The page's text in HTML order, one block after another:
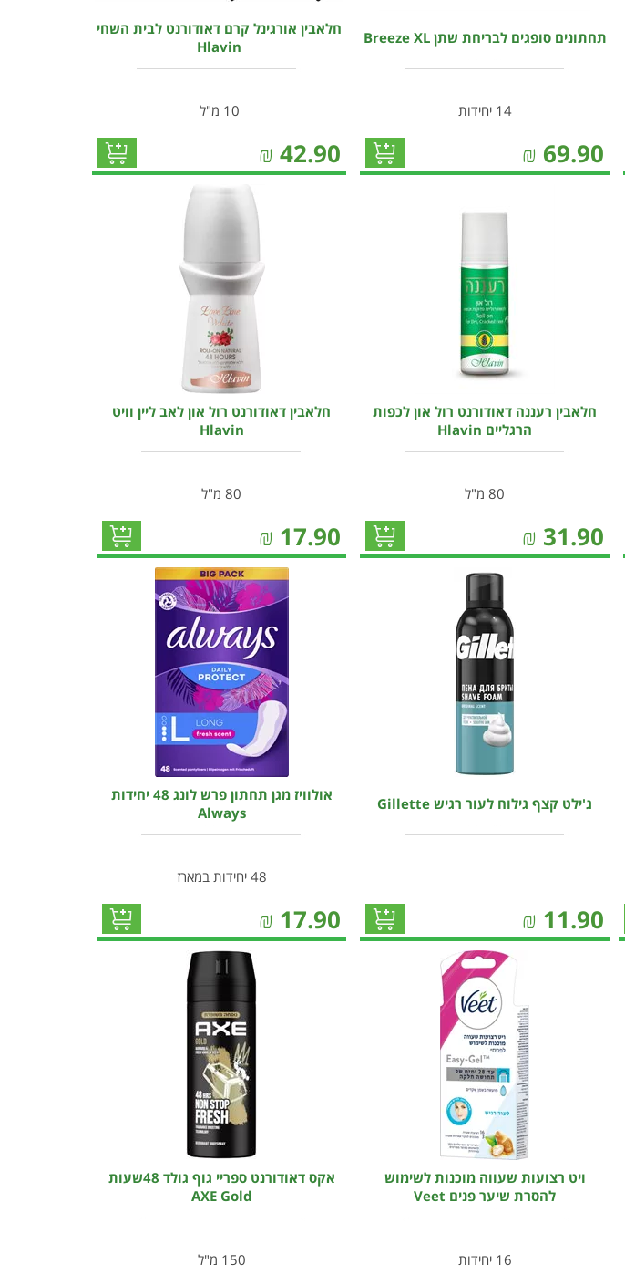
תחתונים סופגים לבריחת שתן Breeze XL
14 יחידות
69.90
₪
חלאבין אורגינל קרם דאודורנט לבית השחי
Hlavin
10 מ"ל
42.90
₪
חלאבין רעננה דאודורנט רול און לכפות
הרגליים Hlavin
80 מ"ל
31.90
₪
חלאבין דאודורנט רול און לאב ליין וויט
Hlavin
80 מ"ל
17.90
₪
ג'ילט קצף גילוח לעור רגיש Gillette
11.90
₪
אולוויז מגן תחתון פרש לונג 48 יחידות
Always
48 יחידות במארז
17.90
₪
ויט רצועות שעווה מוכנות לשימוש
להסרת שיער פנים Veet
16 יחידות
אקס דאודורנט ספריי גוף גולד 48שעות
AXE Gold
150 מ"ל